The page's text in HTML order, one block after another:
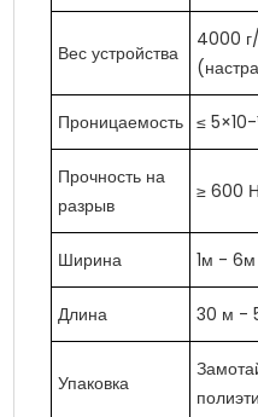
Вес устройства
4000
Проницаемость ≤ 5×10-
Прочность на
разрыв
≥ 600
Ширина 1м - 6м
Длина 30 м -
Упаковка